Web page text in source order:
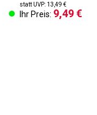
statt UVP: 13,49 €
Ihr Preis: 9,49 €